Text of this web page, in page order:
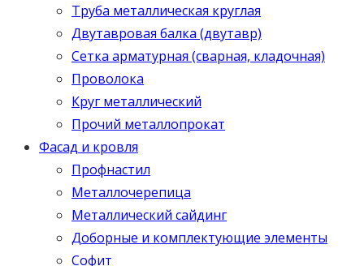
Труба металлическая круглая
Двутавровая балка (двутавр)
Сетка арматурная (сварная, кладочная)
Проволока
Круг металлический
Прочий металлопрокат
Фасад и кровля
Профнастил
Металлочерепица
Металлический сайдинг
Доборные и комплектующие элементы
Софит